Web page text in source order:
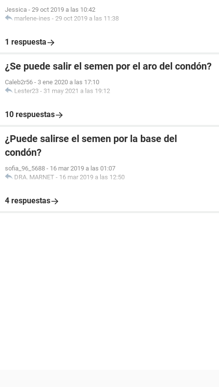
Jessica - 29 oct 2019 a las 10:42
marlene-ines - 29 oct 2019 a las 11:38
1 respuesta
¿Se puede salir el semen por el aro del condón?
Caleb2r56 - 3 ene 2020 a las 17:10
Lester23 - 31 may 2021 a las 19:12
10 respuestas
¿Puede salirse el semen por la base del
condón?
sofia_96_5688 - 16 mar 2019 a las 01:07
DRA. MARNET - 16 mar 2019 a las 12:50
4 respuestas